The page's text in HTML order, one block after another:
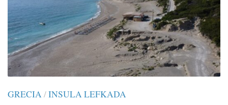
GRECIA/INSULA LEFKADA